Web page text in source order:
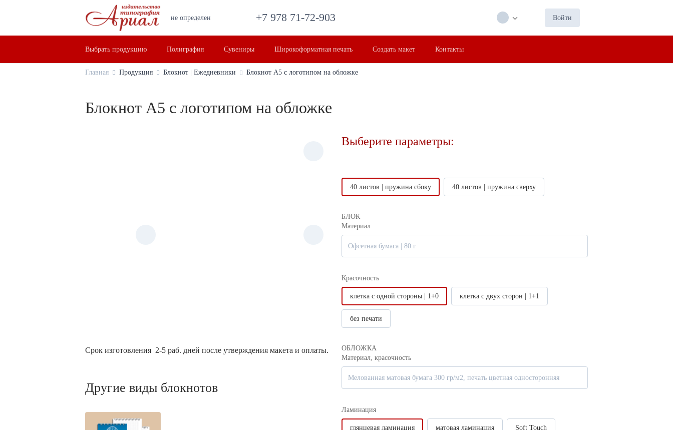
не определен +7 978 71-72-903 Войти
Выбрать продукцию Полиграфия Сувениры Широкоформатная печать Создать макет Контакты
Главная Продукция Блокнот | Ежедневники Блокнот А5 с логотипом на обложке
Блокнот А5 с логотипом на обложке
Срок изготовления 2-5 раб. дней после утверждения макета и оплаты.
Другие виды блокнотов
Выберите параметры:
40 листов | пружина сбоку 40 листов | пружина сверху
БЛОК
Материал
Офсетная бумага | 80 г
Красочность
клетка с одной стороны | 1+0 клетка с двух сторон | 1+1
без печати
ОБЛОЖКА
Материал, красочность
Мелованная матовая бумага 300 гр/м2, печать цветная односторонняя
Ламинация
глянцевая ламинация матовая ламинация Soft Touch